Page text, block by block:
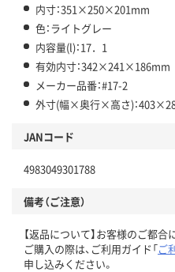
内寸：351×250×201mm
色：ライトグレー
内容量(l)：17．1
有効内寸：342×241×186mm
メーカー品番：#17-2
外寸(幅×奥行×高さ)：
JANコード
4983049301788
備考（ご注意）
【返品について】お客様のご都
ご購入の際は、ご利用ガイド「ご
申し込みください。